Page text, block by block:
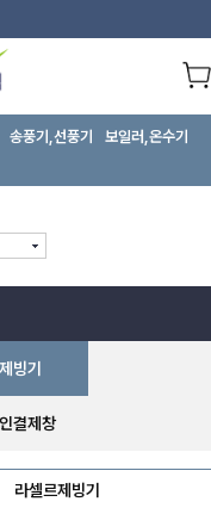
송풍기,선풍기
보일러,온수기
제빙기
결제창
라셀르제빙기